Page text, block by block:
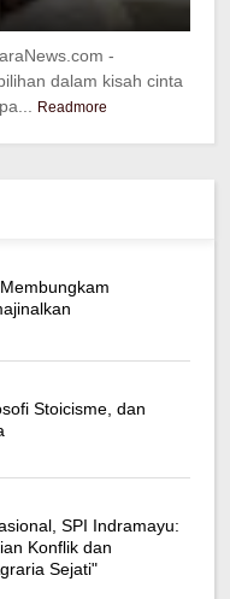
-
dalam kisah cinta
Readmore
Stoicisme, dan
SPI Indramayu:
Konflik dan
Sejati"